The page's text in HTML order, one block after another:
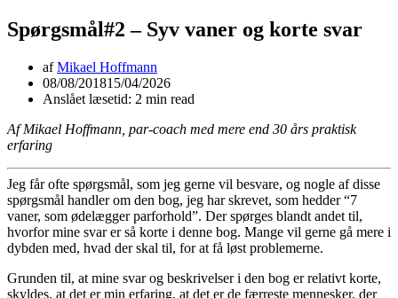
Spørgsmål#2 – Syv vaner og korte svar
afMikael Hoffmann
08/08/201815/04/2026
Anslået læsetid: 2 min read
Af Mikael Hoffmann, par-coach med mere end 30 års praktisk
erfaring
Jeg får ofte spørgsmål, som jeg gerne vil besvare, og nogle af disse
spørgsmål handler om den bog, jeg har skrevet, som hedder “7
vaner, som ødelægger parforhold”. Der spørges blandt andet til,
hvorfor mine svar er så korte i denne bog. Mange vil gerne gå mere i
dybden med, hvad der skal til, for at få løst problemerne.
Grunden til, at mine svar og beskrivelser i den bog er relativt korte,
skyldes, at det er min erfaring, at det er de færreste mennesker, der